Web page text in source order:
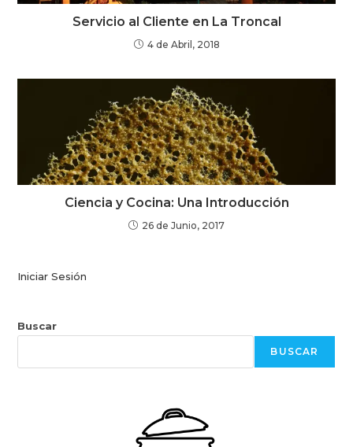
Servicio al Cliente en La Troncal
4 de Abril, 2018
Ciencia y Cocina: Una Introducción
26 de Junio, 2017
Iniciar Sesión
Buscar
BUSCAR